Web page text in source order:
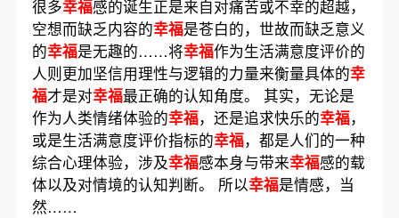
很多幸福感的诞生正是来自对痛苦或不幸的超越，
空想而缺乏内容的幸福是苍白的，世故而缺乏意义
的幸福是无趣的……将幸福作为生活满意度评价的
人则更加坚信用理性与逻辑的力量来衡量具体的幸
福才是对幸福最正确的认知角度。 其实，无论是
作为人类情绪体验的幸福，还是追求快乐的幸福，
或是生活满意度评价指标的幸福，都是人们的一种
综合心理体验，涉及幸福感本身与带来幸福感的载
体以及对情境的认知判断。 所以幸福是情感，当
然……